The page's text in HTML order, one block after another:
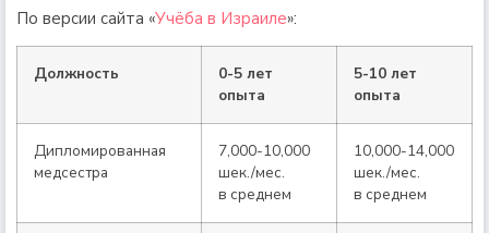
По версии сайта «Учёба в Израиле»:
Должность
0-5 лет
опыта
5-10 лет
опыта
Дипломированная
медсестра
7,000-10,000
шек./мес.
в среднем
10,000-14,000
шек./мес.
в среднем